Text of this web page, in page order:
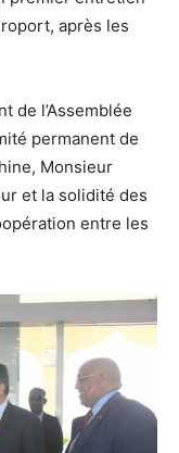
après les
de l’Assemblée
permanent de
Monsieur
et la solidité des
entre les